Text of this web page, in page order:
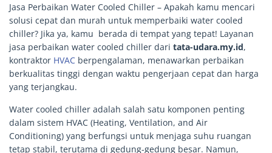
Jasa Perbaikan Water Cooled Chiller – Apakah kamu mencari
solusi cepat dan murah untuk memperbaiki water cooled
chiller? Jika ya, kamu berada di tempat yang tepat! Layanan
jasa perbaikan water cooled chiller dari tata-udara.my.id,
kontraktor HVAC berpengalaman, menawarkan perbaikan
berkualitas tinggi dengan waktu pengerjaan cepat dan harga
yang terjangkau.
Water cooled chiller adalah salah satu komponen penting
dalam sistem HVAC (Heating, Ventilation, and Air
Conditioning) yang berfungsi untuk menjaga suhu ruangan
tetap stabil, terutama di gedung-gedung besar. Namun,